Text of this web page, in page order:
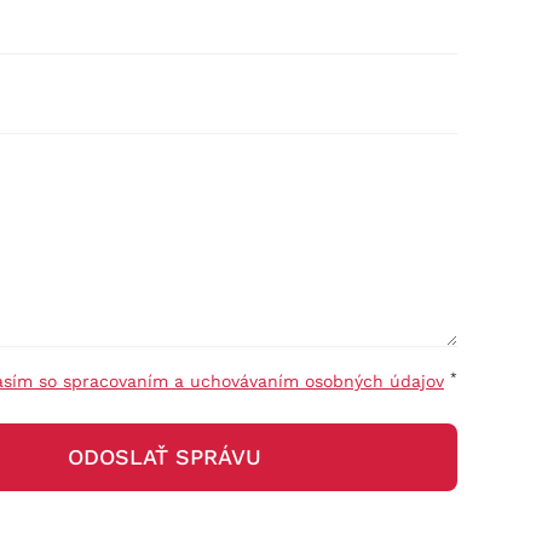
so spracovaním a uchovávaním osobných údajov *